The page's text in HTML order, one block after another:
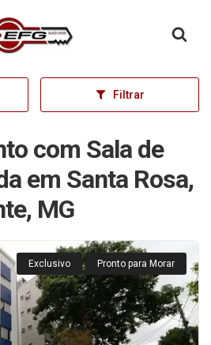
inicial
Filtrar
com Sala de
em Santa Rosa,
MG
Exclusivo Pronto para Morar